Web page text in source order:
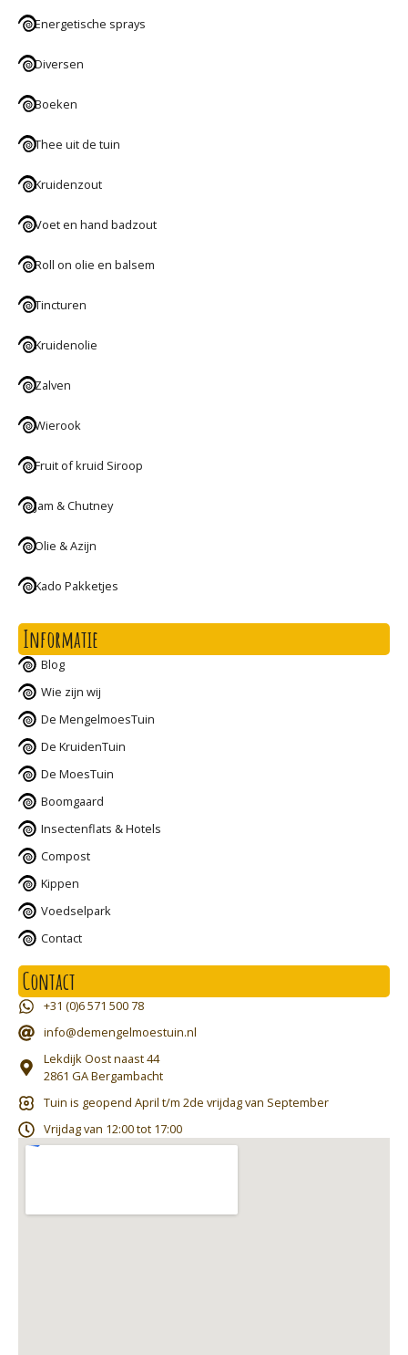
Energetische sprays
Diversen
Boeken
Thee uit de tuin
Kruidenzout
Voet en hand badzout
Roll on olie en balsem
Tincturen
Kruidenolie
Zalven
Wierook
Fruit of kruid Siroop
Jam & Chutney
Olie & Azijn
Kado Pakketjes
Informatie
Blog
Wie zijn wij
De MengelmoesTuin
De KruidenTuin
De MoesTuin
Boomgaard
Insectenflats & Hotels
Compost
Kippen
Voedselpark
Contact
Contact
+31 (0)6 571 500 78
info@demengelmoestuin.nl
Lekdijk Oost naast 44
2861 GA Bergambacht
Tuin is geopend April t/m 2de vrijdag van September
Vrijdag van 12:00 tot 17:00